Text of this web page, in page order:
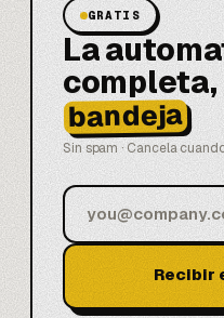
GRATIS
La
completa,
bandeja
Sin spam · Cancela
Recibir